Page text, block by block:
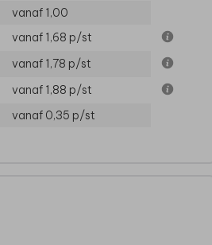
vanaf 1,00
vanaf 1,68 p/st
vanaf 1,78 p/st
vanaf 1,88 p/st
vanaf 0,35 p/st